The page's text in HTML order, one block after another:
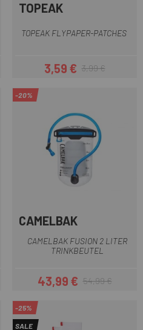
TOPEAK
TOPEAK FLYPAPER-PATCHES
Preis
3,59 €Regulärer Preis
3,99 €
-20%
CAMELBAK
CAMELBAK FUSION 2 LITER
TRINKBEUTEL
Preis
43,99 €Regulärer Preis
54,99 €
-25%
SALE